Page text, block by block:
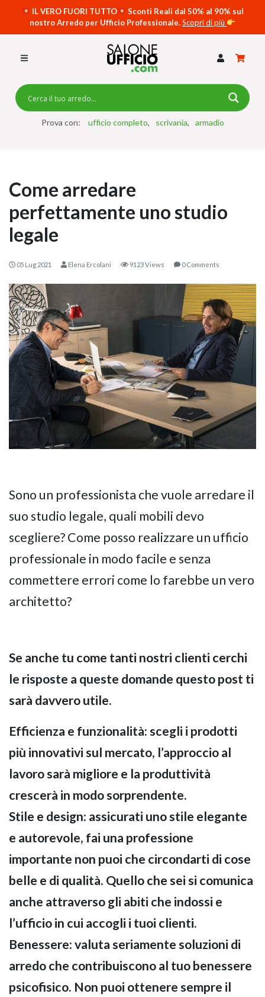
IL VERO FUORI TUTTO
Sconti Reali dal 50% al 90% sul
nostro Arredo per Ufficio Professionale.Scopri di più
Prova con: ufficio completo scrivania armadio
KOROS –
GIANO WOOD –
SCRIVANIE SPECIAL DESK
CASSETTIERE
RECEPTION
TAVOLI RIUNIONE
ACCESSORI
Come arredare
perfettamente uno studio
legale
05 Lug 2021 Elena Ercolani 9123 Views 0 Comments
Sono un professionista che vuole arredare il
suo studio legale, quali mobili devo
scegliere? Come posso realizzare un ufficio
professionale in modo facile e senza
commettere errori come lo farebbe un vero
architetto?
Se anche tu come tanti nostri clienti cerchi
le risposte a queste domande questo post ti
sarà davvero utile.
Efficienza e funzionalità: scegli i prodotti
più innovativi sul mercato, l’approccio al
lavoro sarà migliore e la produttività
crescerà in modo sorprendente.
Stile e design: assicurati uno stile elegante
e autorevole, fai una professione
importante non puoi che circondarti di cose
belle e di qualità. Quello che sei si comunica
anche attraverso gli abiti che indossi e
l’ufficio in cui accogli i tuoi clienti.
Benessere: valuta seriamente soluzioni di
arredo che contribuiscono al tuo benessere
psicofisico. Non puoi ottenere sempre il